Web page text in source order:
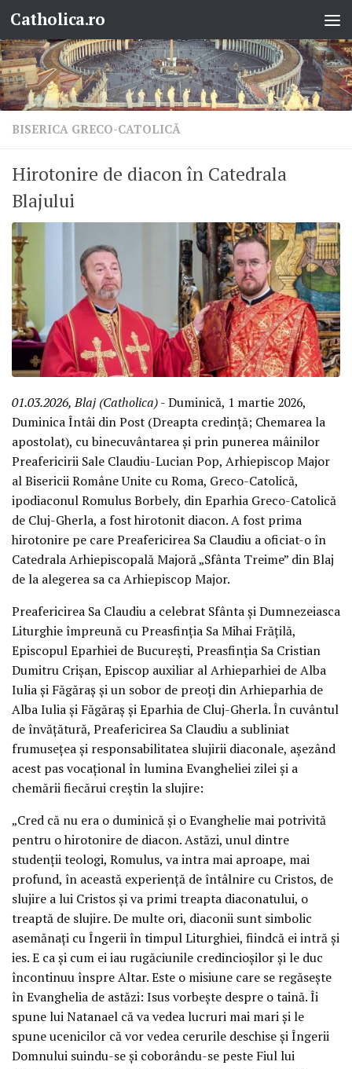
Skip to content
Catholica.ro
BISERICA GRECO-CATOLICĂ
Hirotonire de diacon în Catedrala
Blajului
01.03.2026, Blaj (Catholica)- Duminică, 1 martie 2026,
Duminica Întâi din Post (Dreapta credință; Chemarea la
apostolat), cu binecuvântarea și prin punerea mâinilor
Preafericirii Sale Claudiu-Lucian Pop, Arhiepiscop Major
al Bisericii Române Unite cu Roma, Greco-Catolică,
ipodiaconul Romulus Borbely, din Eparhia Greco-Catolică
de Cluj-Gherla, a fost hirotonit diacon. A fost prima
hirotonire pe care Preafericirea Sa Claudiu a oficiat-o în
Catedrala Arhiepiscopală Majoră „Sfânta Treime” din Blaj
de la alegerea sa ca Arhiepiscop Major.
Preafericirea Sa Claudiu a celebrat Sfânta și Dumnezeiasca
Liturghie împreună cu Preasfinția Sa Mihai Frățilă,
Episcopul Eparhiei de București, Preasfinția Sa Cristian
Dumitru Crișan, Episcop auxiliar al Arhieparhiei de Alba
Iulia și Făgăraș și un sobor de preoți din Arhieparhia de
Alba Iulia și Făgăraș și Eparhia de Cluj-Gherla. În cuvântul
de învățătură, Preafericirea Sa Claudiu a subliniat
frumusețea și responsabilitatea slujirii diaconale, așezând
acest pas vocațional în lumina Evangheliei zilei și a
chemării fiecărui creștin la slujire:
„Cred că nu era o duminică și o Evanghelie mai potrivită
pentru o hirotonire de diacon. Astăzi, unul dintre
studenții teologi, Romulus, va intra mai aproape, mai
profund, în această experiență de întâlnire cu Cristos, de
slujire a lui Cristos și va primi treapta diaconatului, o
treaptă de slujire. De multe ori, diaconii sunt simbolic
asemănați cu Îngerii în timpul Liturghiei, fiindcă ei intră și
ies. E ca și cum ei iau rugăciunile credincioșilor și le duc
încontinuu înspre Altar. Este o misiune care se regăsește
în Evanghelia de astăzi: Isus vorbește despre o taină. Îi
spune lui Natanael că va vedea lucruri mai mari și le
spune ucenicilor că vor vedea cerurile deschise și Îngerii
Domnului suindu-se și coborându-se peste Fiul lui